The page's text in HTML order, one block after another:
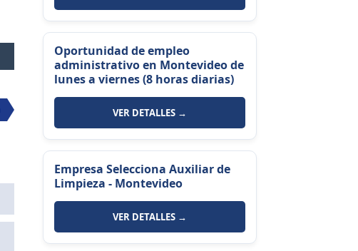
Oportunidad de empleo
administrativo en Montevideo de
lunes a viernes (8 horas diarias)
VER DETALLES →
Empresa Selecciona Auxiliar de
Limpieza - Montevideo
VER DETALLES →